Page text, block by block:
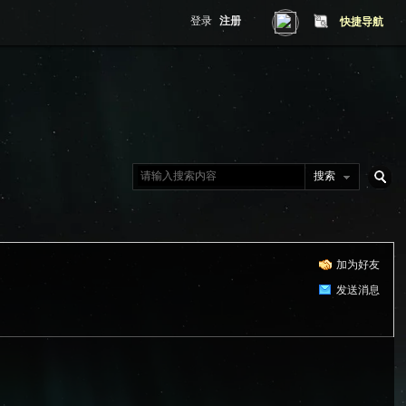
快捷导航
登录 注册
搜索
加为好友
发送消息